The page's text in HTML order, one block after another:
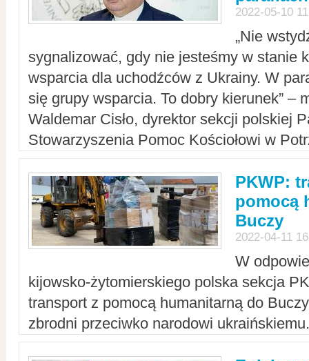
2022-05-10
„Nie
sygnalizować, gdy nie jesteśmy w stanie
wsparcia dla uchodźców z Ukrainy. W
się grupy wsparcia. To dobry kierunek” –
Waldemar Cisło, dyrektor sekcji polskiej
Stowarzyszenia Pomoc Kościołowi w
PKWP:
pomocą
Buczy
2022-04-11
W
kijowsko-żytomierskiego polska sekcja
transport z pomocą humanitarną do
zbrodni przeciwko narodowi